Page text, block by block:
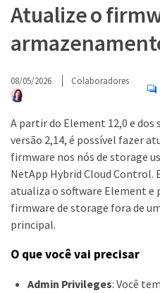
Atualize o
08/05/2026 Colaboradores
A partir do Element 12,0 e
versão 2,14, é possível fazer
firmware nos nós de storage
NetApp Hybrid Cloud Control.
atualiza o software Element e
firmware de storage fora de
principal.
O que você vai precisar
Admin Privileges: Você